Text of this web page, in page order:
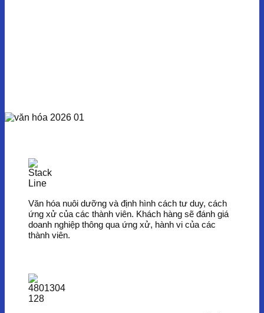
Văn hóa nuôi dưỡng và định hình cách tư duy, cách
ứng xử của các thành viên. Khách hàng sẽ đánh giá
doanh nghiệp thông qua ứng xử, hành vi của các
thành viên.